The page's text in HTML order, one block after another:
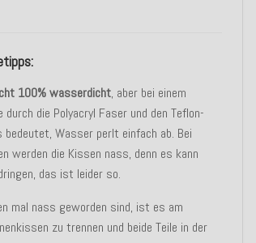
100% wasserdicht, aber bei einem
die Polyacryl Faser und den Teflon-
bedeutet, Wasser perlt einfach ab. Bei
werden die Kissen nass, denn es kann
das ist leider so.
mal nass geworden sind, ist es am
zu trennen und beide Teile in der